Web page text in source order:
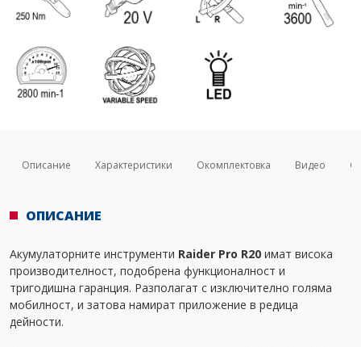
Описание Характеристики Окомплектовка Видео
ОПИСАНИЕ
Акумулаторните инструменти Raider Pro R20 имат висока
производителност, подобрена функционалност и
тригодишна гаранция. Разполагат с изключително голяма
мобилност, и затова намират приложение в редица
дейности.